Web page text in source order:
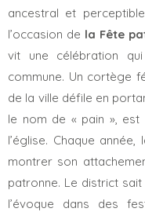
ancestral et
l’occasion de la Fête
vit une célébration
commune. Un cortège
de la ville défile en
le nom de « pain »,
l’église. Chaque
montrer son
patronne. Le district
l’évoque dans des